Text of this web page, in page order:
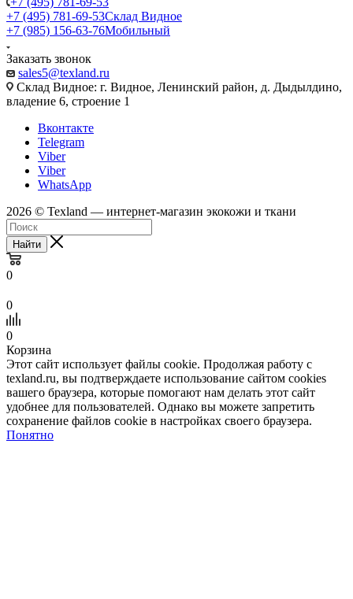
+7 (495) 781-69-53Склад Видное
+7 (985) 156-63-76Мобильный
Заказать звонок
sales5@texland.ru
Склад Видное: г. Видное, Ленинский район, д. Дыдылдино,
владение 6, строение 1
Вконтакте
Telegram
Viber
Viber
WhatsApp
2026 © Texland — интернет-магазин экокожи и ткани
Найти
0
0
0
Корзина
Этот сайт использует файлы cookie. Продолжая работу с
texland.ru, вы подтверждаете использование сайтом cookies
вашего браузера, которые помогают нам делать этот сайт
удобнее для пользователей. Однако вы можете запретить
сохранение файлов cookie в настройках своего браузера.
Понятно